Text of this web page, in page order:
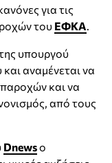
για τις
του ΕΦΚΑ
υπουργού
αναμένεται να
και να
από τους
Dnewsο